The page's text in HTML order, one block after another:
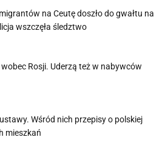
na Ceutę doszło do gwałtu na
wszczęła śledztwo
wobec Rosji. Uderzą też w nabywców
Wśród nich przepisy o polskiej
mieszkań